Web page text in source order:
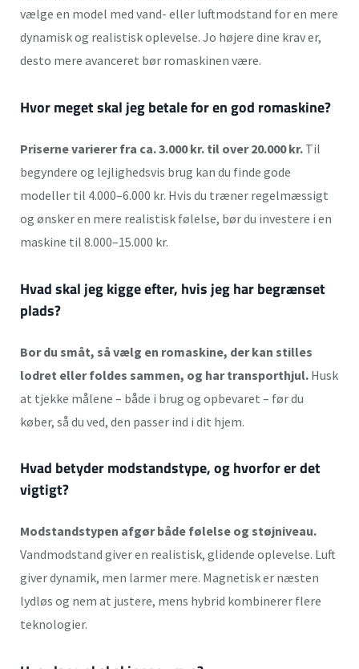
vælge en model med vand- eller luftmodstand for en mere
dynamisk og realistisk oplevelse. Jo højere dine krav er,
desto mere avanceret bør romaskinen være.
Hvor meget skal jeg betale for en god romaskine?
Priserne varierer fra ca. 3.000 kr. til over 20.000 kr. Til
begyndere og lejlighedsvis brug kan du finde gode
modeller til 4.000–6.000 kr. Hvis du træner regelmæssigt
og ønsker en mere realistisk følelse, bør du investere i en
maskine til 8.000–15.000 kr.
Hvad skal jeg kigge efter, hvis jeg har begrænset
plads?
Bor du småt, så vælg en romaskine, der kan stilles
lodret eller foldes sammen, og har transporthjul. Husk
at tjekke målene – både i brug og opbevaret – før du
køber, så du ved, den passer ind i dit hjem.
Hvad betyder modstandstype, og hvorfor er det
vigtigt?
Modstandstypen afgør både følelse og støjniveau.
Vandmodstand giver en realistisk, glidende oplevelse. Luft
giver dynamik, men larmer mere. Magnetisk er næsten
lydløs og nem at justere, mens hybrid kombinerer flere
teknologier.